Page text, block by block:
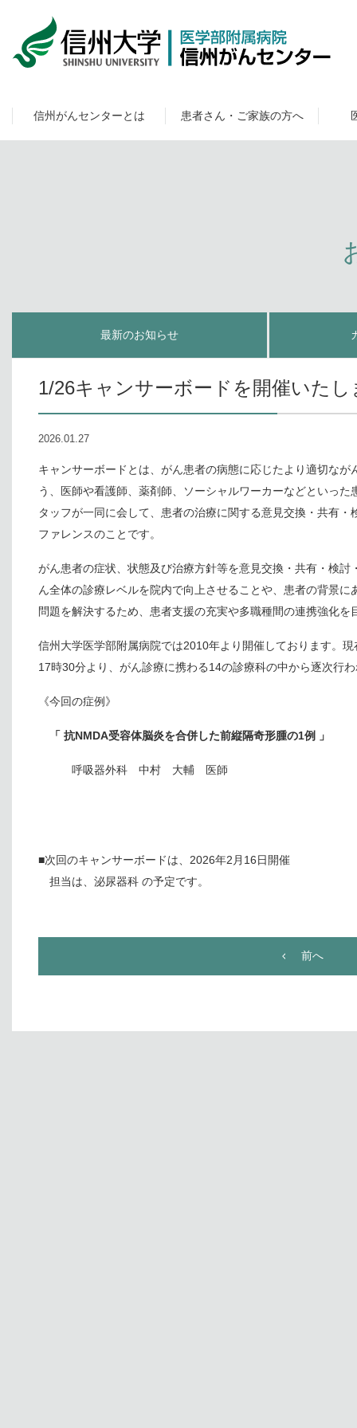
信州がんセンターとは 患者さん・ご家族の方へ
最新のお知らせ
1/26キャンサーボードを開催いたし
2026.01.27
キャンサーボードとは、がん患者の病態に応じたより適切なが
う、医師や看護師、薬剤師、ソーシャルワーカーなどといった
タッフが一同に会して、患者の治療に関する意見交換・共有・
ファレンスのことです。
がん患者の症状、状態及び治療方針等を意見交換・共有・検討
ん全体の診療レベルを院内で向上させることや、患者の背景に
問題を解決するため、患者支援の充実や多職種間の連携強化を
信州大学医学部附属病院では2010年より開催しております。
17時30分より、がん診療に携わる14の診療科の中から逐次行
《今回の症例》
「 抗NMDA受容体脳炎を合併した前縦隔奇形腫の1例 」
呼吸器外科 中村 大輔 医師
■次回のキャンサーボードは、2026年2月16日開催
担当は、泌尿器科 の予定です。
前へ